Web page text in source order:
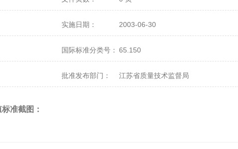
实施日期： 2003-06-30
国际标准分类号： 65.150
批准发布部门： 江苏省质量技术监督局
准截图：